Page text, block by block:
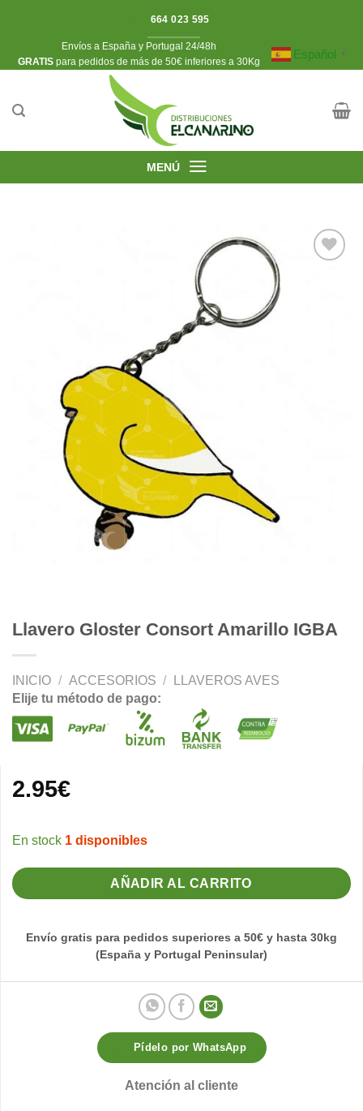
664 023 595
Envíos a España y Portugal 24/48h
​GRATIS para pedidos de más de 50€ inferiores a 30Kg
Español ▼
MENÚ
Llavero Gloster Consort Amarillo IGBA
INICIO / ACCESORIOS /
LLAVEROS AVES
Elije tu método de pago:
2.95€
1 disponibles
AÑADIR AL CARRITO
Envío gratis para pedidos superiores a 50€ y hasta 30kg
(España y Portugal Peninsular)
Pídelo por WhatsApp
Atención al cliente